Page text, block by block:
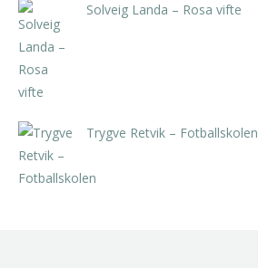
Solveig Landa – Rosa vifte
Trygve Retvik – Fotballskolen